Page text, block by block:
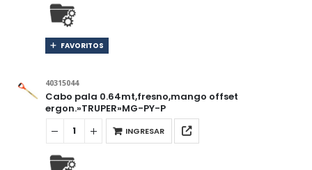
FAVORITOS
40315044
Cabo pala 0.64mt,fresno,mango offset
ergon.»TRUPER»MG-PY-P
INGRESAR